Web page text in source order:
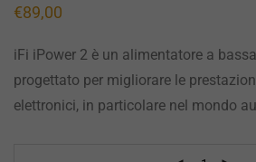
€89,00
iFi iPower 2 è un alimentatore a
progettato per migliorare le
elettronici, in particolare nel mondo